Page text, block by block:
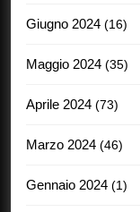
Giugno 2024 (16)
Maggio 2024 (35)
Aprile 2024 (73)
Marzo 2024 (46)
Gennaio 2024 (1)